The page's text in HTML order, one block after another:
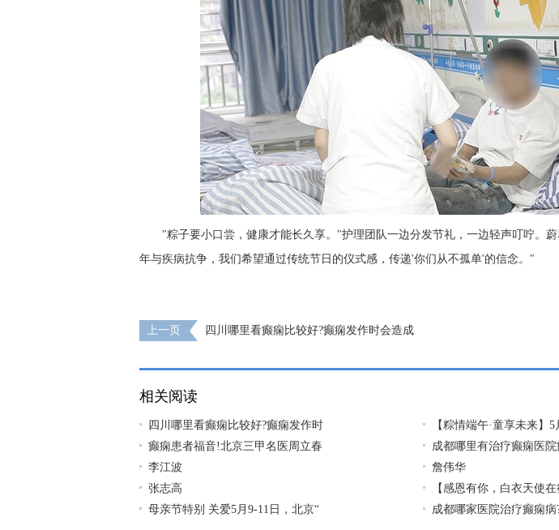
"粽子要小口尝，健康才能长久享。"护理团队一边分发节礼，一边轻声叮咛。
年与疾病抗争，我们希望通过传统节日的仪式感，传递'你们从不孤单'的信念。"
上一页
四川哪里看癫痫比较好?癫痫发作时会造成
相关阅读
四川哪里看癫痫比较好?癫痫发作时
【粽情‌端午·童享未来】5
癫痫患者福音!北京三甲名医周立春
成都哪里有治疗癫痫医院
李江波
詹伟华
张志高
【感恩有你，白衣天使
母亲节特别 关爱5月9-11日，北京“
成都哪家医院治疗癫痫病